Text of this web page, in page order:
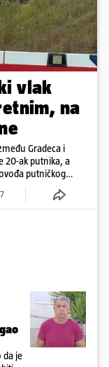
vlak
na
Gradeca i
20-ak putnika, a
putničkog
da je